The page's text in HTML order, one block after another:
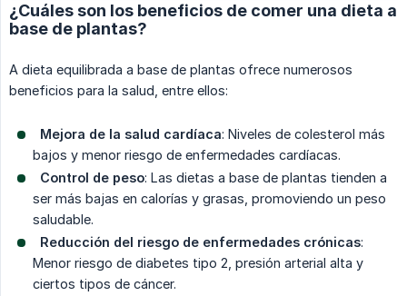
¿Cuáles son los beneficios de comer una dieta a
base de plantas?
A dieta equilibrada a base de plantas ofrece numerosos
beneficios para la salud, entre ellos:
Mejora de la salud cardíaca: Niveles de colesterol más
bajos y menor riesgo de enfermedades cardíacas.
Control de peso: Las dietas a base de plantas tienden a
ser más bajas en calorías y grasas, promoviendo un peso
saludable.
Reducción del riesgo de enfermedades crónicas:
Menor riesgo de diabetes tipo 2, presión arterial alta y
ciertos tipos de cáncer.